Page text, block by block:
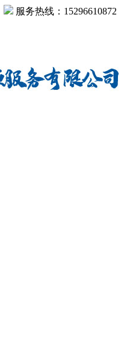
服务热线： 15296610872